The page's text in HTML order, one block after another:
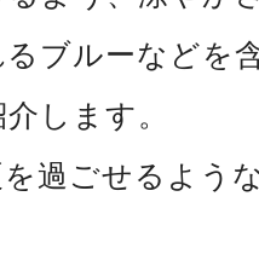
ブルーなどを
します。
過ごせるよう